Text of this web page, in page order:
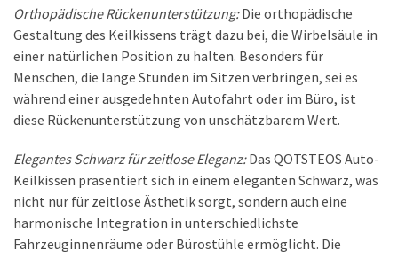
Orthopädische Rückenunterstützung:Die orthopädische
Gestaltung des Keilkissens trägt dazu bei, die Wirbelsäule in
einer natürlichen Position zu halten. Besonders für
Menschen, die lange Stunden im Sitzen verbringen, sei es
während einer ausgedehnten Autofahrt oder im Büro, ist
diese Rückenunterstützung von unschätzbarem Wert.
Elegantes Schwarz für zeitlose Eleganz:Das QOTSTEOS Auto-
Keilkissen präsentiert sich in einem eleganten Schwarz, was
nicht nur für zeitlose Ästhetik sorgt, sondern auch eine
harmonische Integration in unterschiedlichste
Fahrzeuginnenräume oder Bürostühle ermöglicht. Die